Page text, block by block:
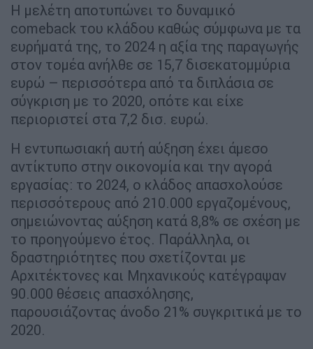
Η μελέτη αποτυπώνει το δυναμικό
comeback του κλάδου καθώς σύμφωνα με τα
ευρήματά της, το 2024 η αξία της παραγωγής
στον τομέα ανήλθε σε 15,7 δισεκατομμύρια
ευρώ – περισσότερα από τα διπλάσια σε
σύγκριση με το 2020, οπότε και είχε
περιοριστεί στα 7,2 δισ. ευρώ.
Η εντυπωσιακή αυτή αύξηση έχει άμεσο
αντίκτυπο στην οικονομία και την αγορά
εργασίας: το 2024, ο κλάδος απασχολούσε
περισσότερους από 210.000 εργαζομένους,
σημειώνοντας αύξηση κατά 8,8% σε σχέση με
το προηγούμενο έτος. Παράλληλα, οι
δραστηριότητες που σχετίζονται με
Αρχιτέκτονες και Μηχανικούς κατέγραψαν
90.000 θέσεις απασχόλησης,
παρουσιάζοντας άνοδο 21% συγκριτικά με το
2020.